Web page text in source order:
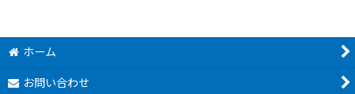
ホーム
お問い合わせ